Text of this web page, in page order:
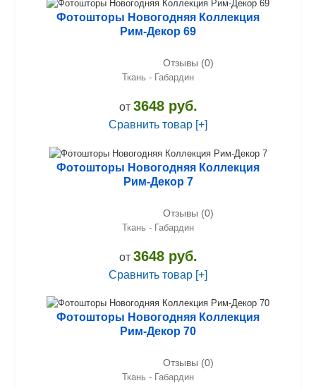
Фотошторы Новогодняя Коллекция
Рим-Декор 69
Отзывы (0)
Ткань - Габардин
от 3648 руб.
Сравнить товар [+]
Фотошторы Новогодняя Коллекция
Рим-Декор 7
Отзывы (0)
Ткань - Габардин
от 3648 руб.
Сравнить товар [+]
Фотошторы Новогодняя Коллекция
Рим-Декор 70
Отзывы (0)
Ткань - Габардин